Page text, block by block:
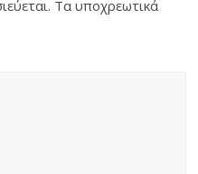
Τα υποχρεωτικά